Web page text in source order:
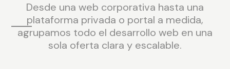
Desde una web corporativa hasta una
plataforma privada o portal a medida,
agrupamos todo el desarrollo web en una
sola oferta clara y escalable.